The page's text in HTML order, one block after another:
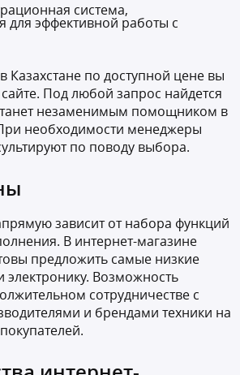
система,
для эффективной работы с
Казахстане по доступной цене вы
Под любой запрос найдется
незаменимым помощником в
необходимости менеджеры
по поводу выбора.
зависит от набора функций
В интернет-магазине
предложить самые низкие
электронику. Возможность
сотрудничестве с
и брендами техники на